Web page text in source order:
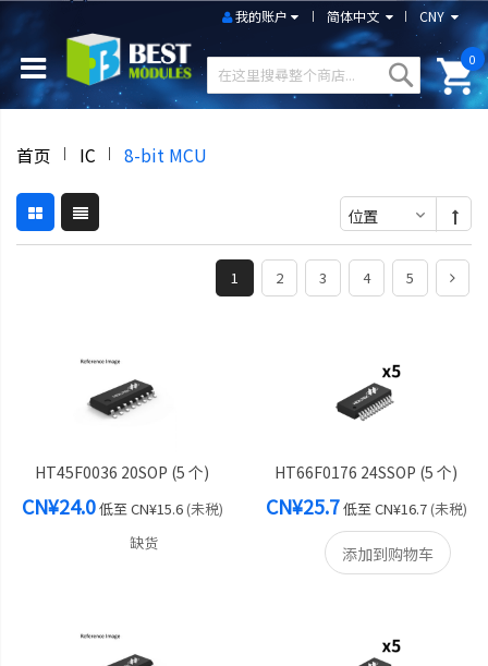
CNY
简体中文
我的账户
0
首页 IC 8-bit MCU
1 2 3 4 5
HT45F0036 20SOP (5 个)
CN¥24.0低至CN¥15.6(未税)
缺货
HT66F0176 24SSOP (5 个)
CN¥25.7低至CN¥16.7(未税)
添加到购物车